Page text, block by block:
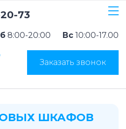
73
8:00-20:00 Вс 10:00-17.00
Заказать звонок
ШКАФОВ